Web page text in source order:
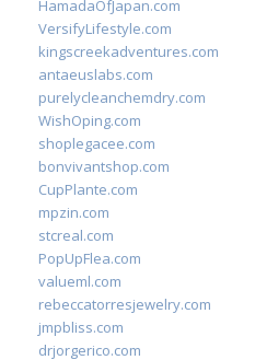
HamadaOfJapan.com
VersifyLifestyle.com
kingscreekadventures.com
antaeuslabs.com
purelycleanchemdry.com
WishOping.com
shoplegacee.com
bonvivantshop.com
CupPlante.com
mpzin.com
stcreal.com
PopUpFlea.com
valueml.com
rebeccatorresjewelry.com
jmpbliss.com
drjorgerico.com